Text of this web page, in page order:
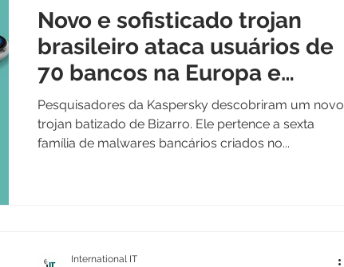
Novo e sofisticado trojan
brasileiro ataca usuários de
70 bancos na Europa e
América do Sul
Pesquisadores da Kaspersky descobriram um novo
trojan batizado de Bizarro. Ele pertence a sexta
família de malwares bancários criados no...
International IT